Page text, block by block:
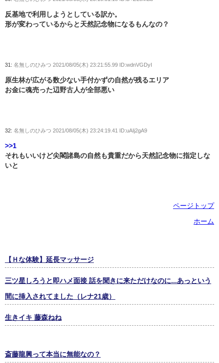
反基地で利用しようとしている訳か。
形が変わっているからと天然記念物になるもんなの？
31: 名無しのひみつ 2021/08/05(木) 23:21:55.99 ID:wdnVGDyI
原生林が広がる数少ない手付かずの自然が残るエリア
お金に魂売った辺野古人が全部悪い
32: 名無しのひみつ 2021/08/05(木) 23:24:19.41 ID:uAIj2gA9
>>1
それもいいけど尖閣諸島の自然も貴重だから天然記念物に指定しな
いと
ページトップ
ホーム
【Ｈな体験】延長マッサージ
三ツ星しろうと即ハメ面接 話を聞きに来ただけなのに...あっという
間に挿入されてました（レナ21歳）
生きイキ 藤森ねね
斎藤龍興って本当に無能なの？